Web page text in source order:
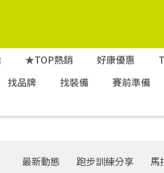
★TOP熱銷 好康優惠
找品牌 找裝備 賽前準備
最新動態 跑步訓練分享 馬